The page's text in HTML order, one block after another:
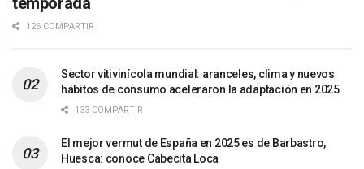
126 COMPARTIR
Sector vitivinícola mundial: aranceles, clima y nuevos
hábitos de consumo aceleraron la adaptación en 2025
133 COMPARTIR
El mejor vermut de España en 2025 es de Barbastro,
Huesca: conoce Cabecita Loca